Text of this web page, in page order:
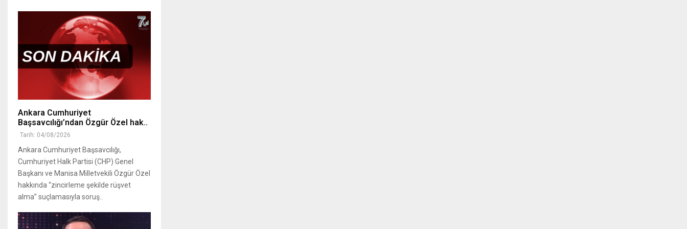
Ankara Cumhuriyet
Başsavcılığı’ndan Özgür Özel hak..
Tarih: 04/08/2026
Ankara Cumhuriyet Başsavcılığı,
Cumhuriyet Halk Partisi (CHP) Genel
Başkanı ve Manisa Milletvekili Özgür Özel
hakkında “zincirleme şekilde rüşvet
alma” suçlamasıyla soruş..